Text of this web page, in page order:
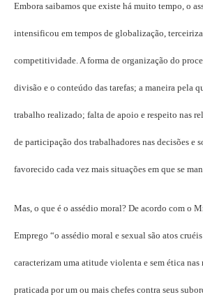
Embora saibamos que existe há muito tempo, o
intensificou em tempos de globalização,
competitividade. A forma de organização do
divisão e o conteúdo das tarefas; a maneira pela
trabalho realizado; falta de apoio e respeito nas
de participação dos trabalhadores nas decisões e
favorecido cada vez mais situações em que se
Mas, o que é o assédio moral? De acordo com o
Emprego “o assédio moral e sexual são atos
caracterizam uma atitude violenta e sem ética nas
praticada por um ou mais chefes contra seus